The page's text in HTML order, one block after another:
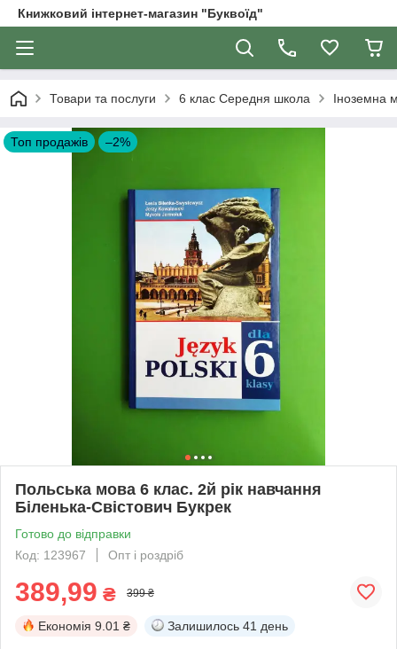
Книжковий інтернет-магазин "Буквоїд"
Товари та послуги 6 клас Середня школа Іноземна
Топ продажів –2%
Польська мова 6 клас. 2й рік навчання
Біленька-Свістович Букрек
Готово до відправки
Код: 123967
Опт і роздріб
389,99 ₴ 399 ₴
Економія 9.01 ₴ Залишилось 41 день